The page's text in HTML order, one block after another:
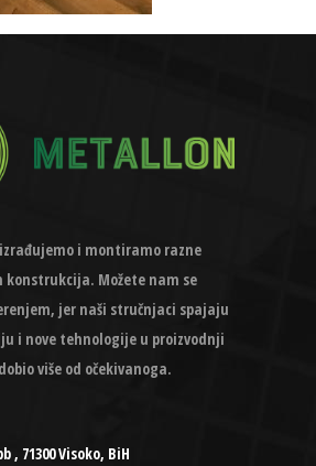
i montiramo razne
Možete nam se
jer naši stručnjaci spajaju
i nove tehnologije u proizvodnji
više od očekivanoga.
, 71300 Visoko, BiH